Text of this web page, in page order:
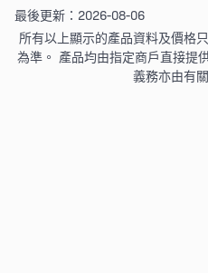
最後更新：2026-08-06
所有以上顯示的產品資料及價格
為準。 產品均由指定商戶直接提
義務亦由有